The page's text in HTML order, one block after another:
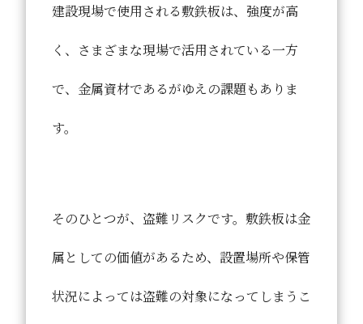
建設現場で使用される敷鉄板は、強度が高
く、さまざまな現場で活用されている一方
で、金属資材であるがゆえの課題もありま
す。
そのひとつが、 盗難リスクです。敷鉄板は金
属としての価値があるため、設置場所や保管
状況によっては盗難の対象になってしまうこ